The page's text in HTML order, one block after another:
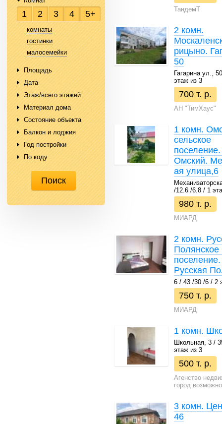
1 2 3 4 5+
комнаты
гостинки
малосемейки
Площадь
Дата
Этаж/всего этажей
Материал дома
Состояние объекта
Балкон и лоджия
Год постройки
По коду
ТандемТ
2 комн.
рицыно.
50
Гагарина ул.,
этаж из 3
700 т. р.
АН "ТимХаус"
1 комн.
сельское
Омский.
ая улица,6
/12.6 /6.8 / 1
980 т. р.
МИАРД
2 комн.
Полянское
Русская
6 / 43 /30 /6 / 2
750 т. р.
МИАРД
1 комн.
Школьная, 3 /
этаж из 3
500 т. р.
Агенство
город
3 комн.
46